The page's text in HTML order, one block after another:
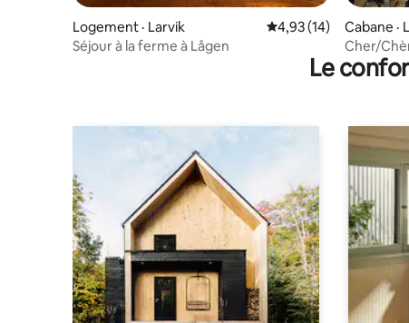
Logement · Larvik Note moyenne de
4,93 (14)
Séjour à la ferme à Lågen
Cabane ·
Cher/
toit
Le